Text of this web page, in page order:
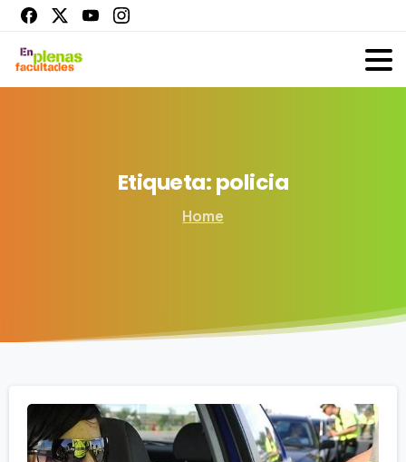
Etiqueta:policia
Home